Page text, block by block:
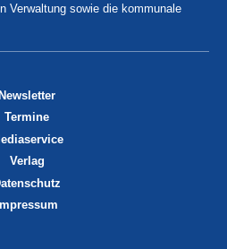
Verwaltung sowie die kommunale
Termine
Verlag
Impressum